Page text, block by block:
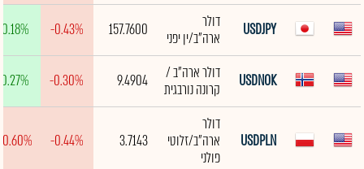
USDJPY
דולר
ארה"ב/ין יפני
157.7600
-0.43%
0.18%
USDNOK
דולר ארה"ב /
קרונה נורבגית
9.4904
-0.30%
0.27%
USDPLN
דולר
ארה"ב/זלוטי
פולני
3.7143
-0.44%